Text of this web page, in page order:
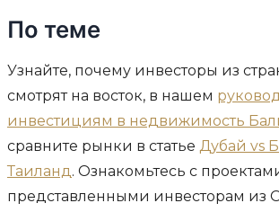
По теме
Узнайте, почему инвесторы из
смотрят на восток, в нашем
инвестициям в недвижимость
сравните рынки в статье Дубай vs
Таиланд. Ознакомьтесь с
представленными инвесторам из